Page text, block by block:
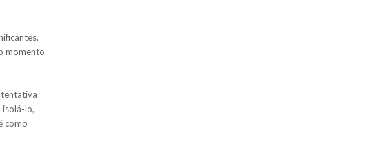
momento
tentativa
isolá-lo,
como